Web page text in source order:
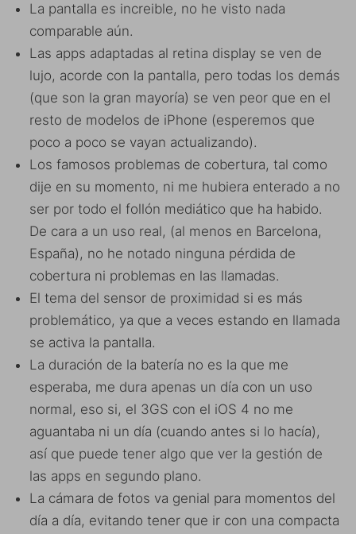
La pantalla es increible, no he visto nada
comparable aún.
Las apps adaptadas al retina display se ven de
lujo, acorde con la pantalla, pero todas los demás
(que son la gran mayoría) se ven peor que en el
resto de modelos de iPhone (esperemos que
poco a poco se vayan actualizando).
Los famosos problemas de cobertura, tal como
dije en su momento, ni me hubiera enterado a no
ser por todo el follón mediático que ha habido.
De cara a un uso real, (al menos en Barcelona,
España), no he notado ninguna pérdida de
cobertura ni problemas en las llamadas.
El tema del sensor de proximidad si es más
problemático, ya que a veces estando en llamada
se activa la pantalla.
La duración de la batería no es la que me
esperaba, me dura apenas un día con un uso
normal, eso si, el 3GS con el iOS 4 no me
aguantaba ni un día (cuando antes si lo hacía),
así que puede tener algo que ver la gestión de
las apps en segundo plano.
La cámara de fotos va genial para momentos del
día a día, evitando tener que ir con una compacta